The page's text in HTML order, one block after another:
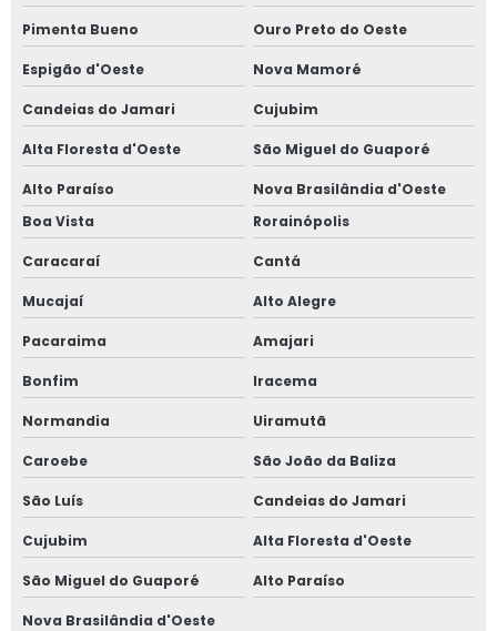
Pimenta Bueno Ouro Preto do Oeste
Espigão d'Oeste Nova Mamoré
Candeias do Jamari Cujubim
Alta Floresta d'Oeste São Miguel do Guaporé
Alto Paraíso
Nova Brasilândia d'Oeste
Boa Vista
Rorainópolis
Caracaraí Cantá
Mucajaí Alto Alegre
Pacaraima Amajari
Bonfim Iracema
Normandia Uiramutã
Caroebe São João da Baliza
São Luís Candeias do Jamari
Cujubim Alta Floresta d'Oeste
São Miguel do Guaporé Alto Paraíso
Nova Brasilândia d'Oeste